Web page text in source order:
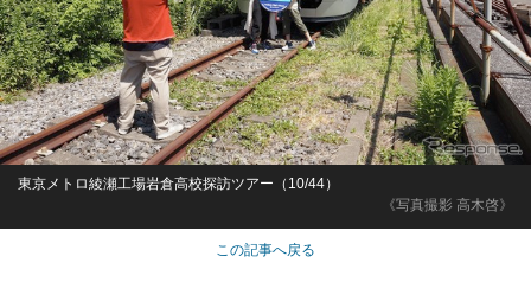
《写真撮影 高木啓》
東京メトロ綾瀬工場岩倉高校探訪ツアー（10/44）
この記事へ戻る